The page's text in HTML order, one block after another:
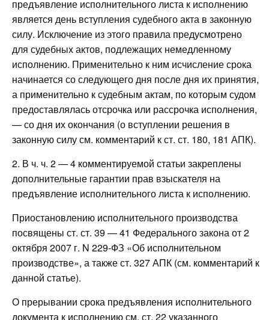
предъявление исполнительного листа к исполнению
является день вступления судебного акта в законную
силу. Исключение из этого правила предусмотрено
для судебных актов, подлежащих немедленному
исполнению. Применительно к ним исчисление срока
начинается со следующего дня после дня их принятия,
а применительно к судебным актам, по которым судом
предоставлялась отсрочка или рассрочка исполнения,
— со дня их окончания (о вступлении решения в
законную силу см. комментарий к ст. ст. 180, 181 АПК).
2. В ч. ч. 2 — 4 комментируемой статьи закреплены
дополнительные гарантии прав взыскателя на
предъявление исполнительного листа к исполнению.
Приостановлению исполнительного производства
посвящены ст. ст. 39 — 41 Федерального закона от 2
октября 2007 г. N 229-ФЗ «Об исполнительном
производстве», а также ст. 327 АПК (см. комментарий к
данной статье).
О прерывании срока предъявления исполнительного
документа к исполнению см. ст. 22 указанного